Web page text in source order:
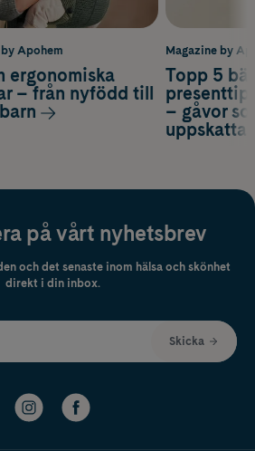
Magazine by
Topp 5
– gåvor
Apohem
ergonomiska
– från nyfödd till
på vårt nyhetsbrev
och det senaste inom hälsa och skönhet
direkt i din inbox.
Skicka